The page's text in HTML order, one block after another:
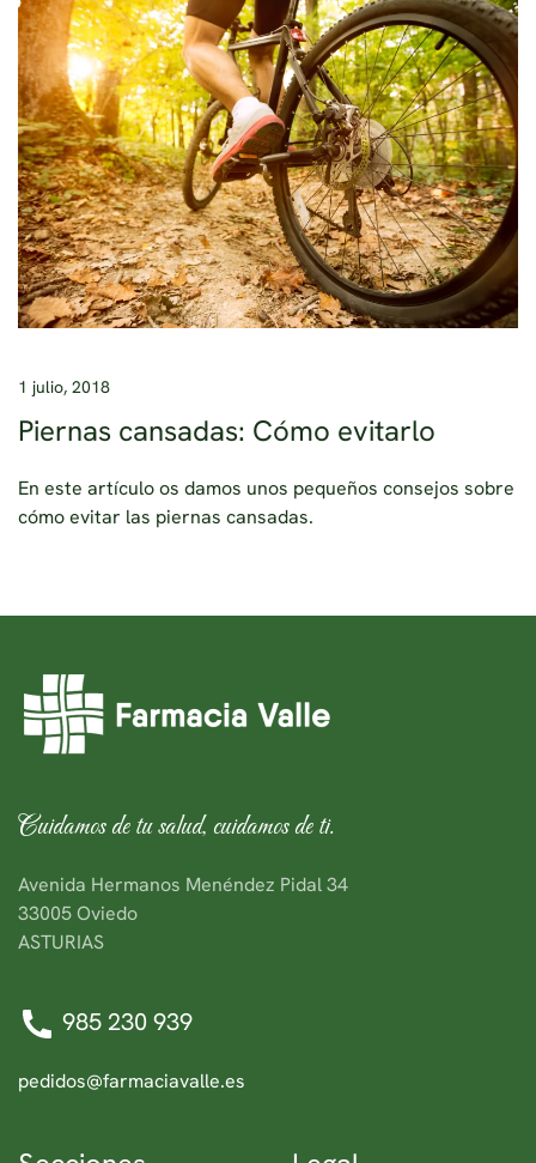
1 julio, 2018
Piernas cansadas: Cómo evitarlo
En este artículo os damos unos pequeños consejos sobre
cómo evitar las piernas cansadas.
Cuidamos de tu salud, cuidamos de ti.
Avenida Hermanos Menéndez Pidal 34
33005 Oviedo
ASTURIAS
985 230 939
pedidos@farmaciavalle.es